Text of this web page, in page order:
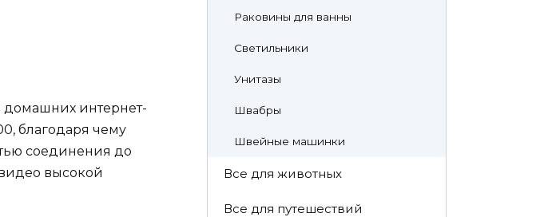
домашних интернет-
благодаря чему
соединения до
высокой
Раковины для ванны
Светильники
Унитазы
Швабры
Швейные машинки
Все для животных
Все для путешествий